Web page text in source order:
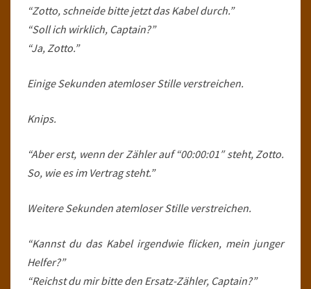
“Zotto, schneide bitte jetzt das Kabel durch.”
“Soll ich wirklich, Captain?”
“Ja, Zotto.”
Einige Sekunden atemloser Stille verstreichen.
Knips.
“Aber erst, wenn der Zähler auf “00:00:01″ steht, Zotto.
So, wie es im Vertrag steht.”
Weitere Sekunden atemloser Stille verstreichen.
“Kannst du das Kabel irgendwie flicken, mein junger
Helfer?”
“Reichst du mir bitte den Ersatz-Zähler, Captain?”